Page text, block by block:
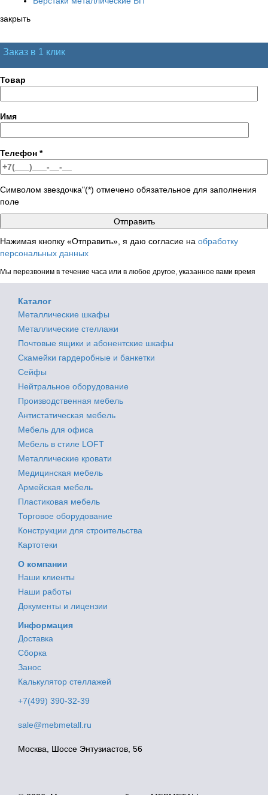
закрыть
Заказ в 1 клик
Товар
Имя
Телефон *
Символом звездочка"(*) отмечено обязательное для заполнения
поле
Нажимая кнопку «Отправить», я даю согласие на обработку
персональных данных
Мы перезвоним в течение часа или в любое другое, указанное вами время
Каталог
Металлические шкафы
Металлические стеллажи
Почтовые ящики и абонентские шкафы
Скамейки гардеробные и банкетки
Сейфы
Нейтральное оборудование
Производственная мебель
Антистатическая мебель
Мебель для офиса
Мебель в стиле LOFT
Металлические кровати
Медицинская мебель
Армейская мебель
Пластиковая мебель
Торговое оборудование
Конструкции для строительства
Картотеки
О компании
Наши клиенты
Наши работы
Документы и лицензии
Информация
Доставка
Сборка
Занос
Калькулятор стеллажей
+7(499) 390-32-39
sale@mebmetall.ru
Москва, Шоссе Энтузиастов, 56